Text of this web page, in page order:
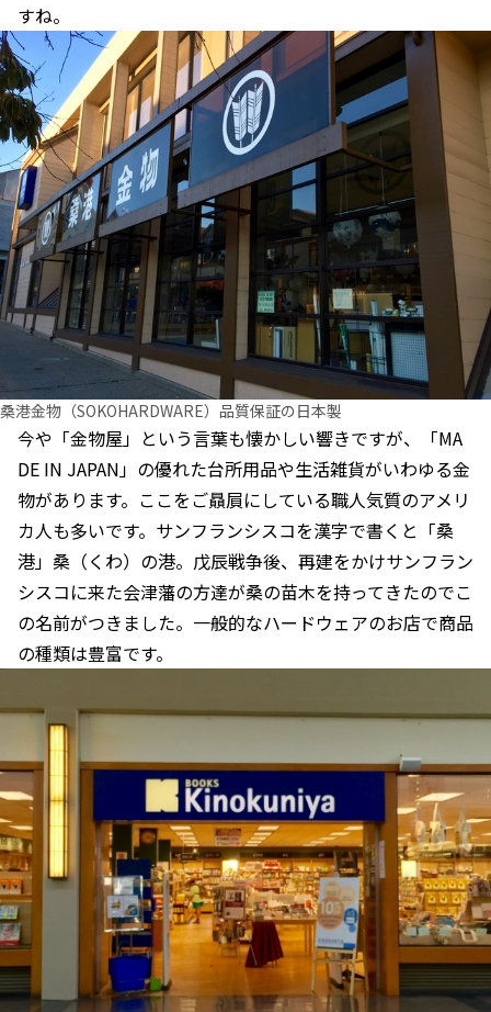
すね。
桑港金物（SOKOHARDWARE）品質保証の日本製
今や「金物屋」という言葉も懐かしい響きですが、「MA
DE IN JAPAN」の優れた台所用品や生活雑貨がいわゆる金
物があります。ここをご贔屓にしている職人気質のアメリ
カ人も多いです。サンフランシスコを漢字で書くと「桑
港」桑（くわ）の港。戊辰戦争後、再建をかけサンフラン
シスコに来た会津藩の方達が桑の苗木を持ってきたのでこ
の名前がつきました。一般的なハードウェアのお店で商品
の種類は豊富です。